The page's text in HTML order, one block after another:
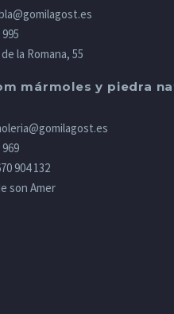
la Romana, 55
mármoles y piedra
904 132
son Amer